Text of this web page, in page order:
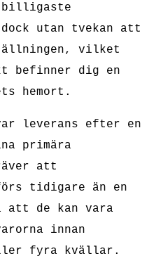
utan tvekan att
vilket
befinner dig en
hemort.
leverans efter en
primära
att
tidigare än en
att de kan vara
innan
fyra kvällar.